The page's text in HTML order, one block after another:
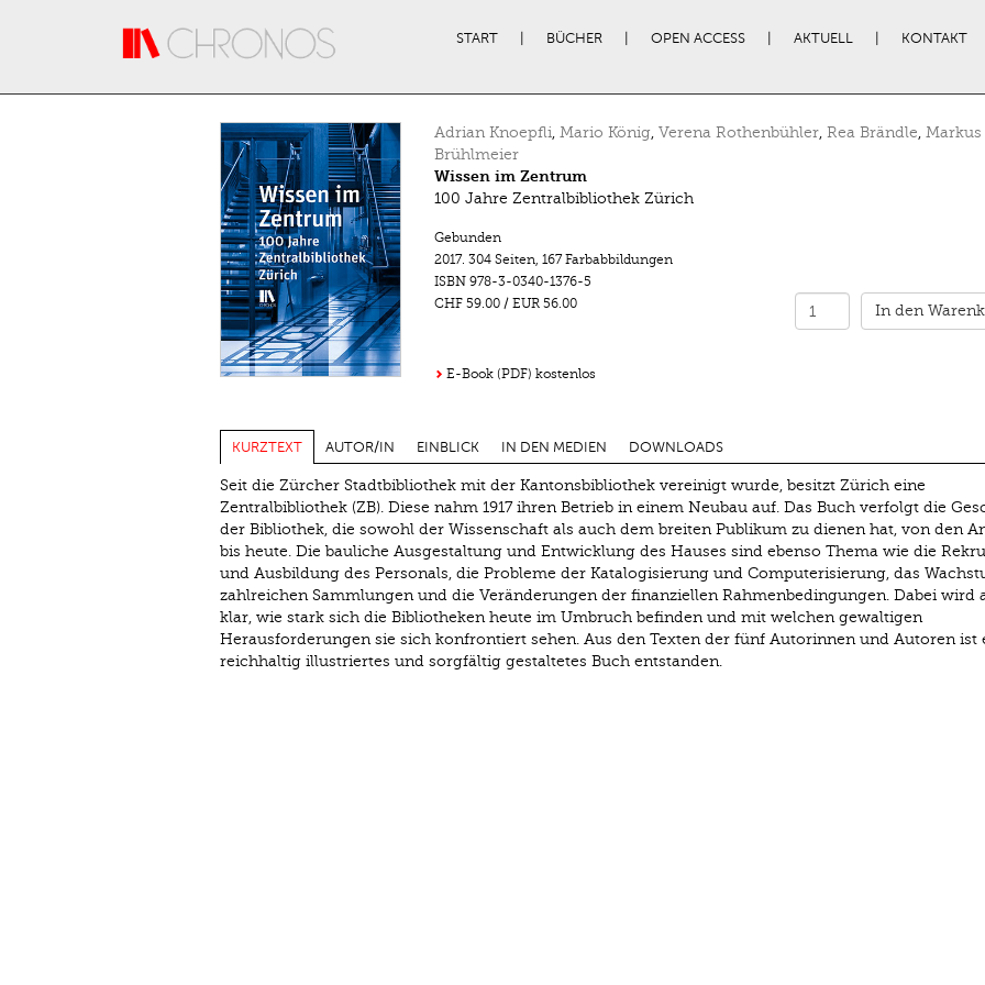
START BÜCHER OPEN ACCESS AKTUELL KONTAKT
Adrian Knoepfli, Mario König, Verena Rothenbühler, Rea Brändle, Markus
Brühlmeier
Wissen im Zentrum
100 Jahre Zentralbibliothek Zürich
Gebunden
2017. 304 Seiten, 167 Farbabbildungen
ISBN 978-3-0340-1376-5
CHF 59.00/ EUR 56.00 In den
E-Book (PDF) kostenlos
KURZTEXT AUTOR/IN EINBLICK IN DEN MEDIEN DOWNLOADS
Seit die Zürcher Stadtbibliothek mit der Kantonsbibliothek vereinigt wurde, besitzt Zürich eine
Zentralbibliothek (ZB). Diese nahm 1917 ihren Betrieb in einem Neubau auf. Das Buch verfolgt die
der Bibliothek, die sowohl der Wissenschaft als auch dem breiten Publikum zu dienen hat, von den
bis heute. Die bauliche Ausgestaltung und Entwicklung des Hauses sind ebenso Thema wie die
und Ausbildung des Personals, die Probleme der Katalogisierung und Computerisierung, das
zahlreichen Sammlungen und die Veränderungen der finanziellen Rahmenbedingungen. Dabei wird
klar, wie stark sich die Bibliotheken heute im Umbruch befinden und mit welchen gewaltigen
Herausforderungen sie sich konfrontiert sehen. Aus den Texten der fünf Autorinnen und Autoren ist
reichhaltig illustriertes und sorgfältig gestaltetes Buch entstanden.